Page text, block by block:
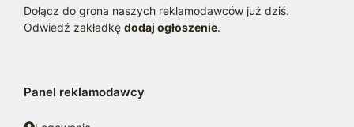
Dołącz do grona naszych reklamodawców już dziś.
Odwiedź zakładkę dodaj ogłoszenie.
Panel reklamodawcy